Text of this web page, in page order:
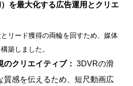
を最大化する広告運用とクリエ
リード獲得の両輪を回すため、媒体
築しました。
クリエイティブ： 3DVRの滑
質感を伝えるため、短尺動画広